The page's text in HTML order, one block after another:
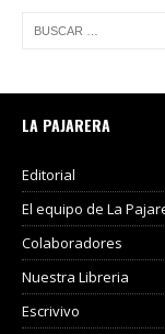
LA PAJARERA
Editorial
El equipo de La
Colaboradores
Nuestra Libreria
Escrivivo